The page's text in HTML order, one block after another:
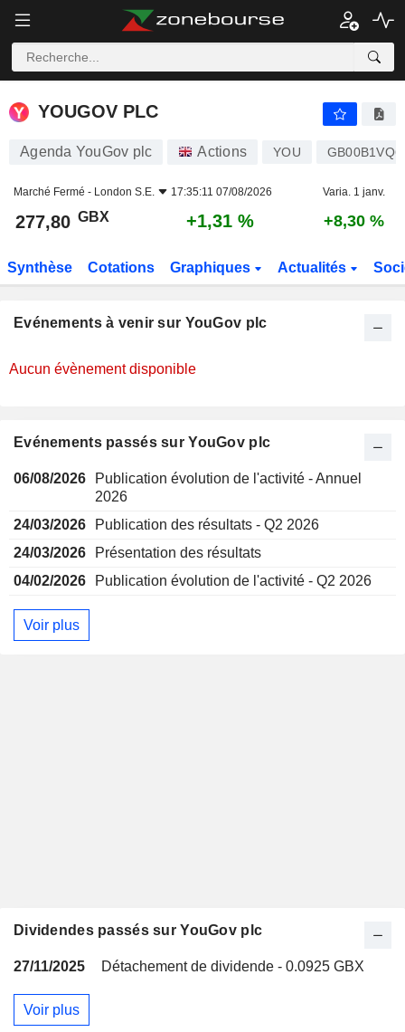
YOUGOV PLC
YOUGOV PLC
Agenda YouGov plc Actions YOU
Marché Fermé - London S.E. 17:35:11 07/08/2026 Varia. 1 janv.
277,80 GBX +1,31 % +8,30 %
Synthèse Cotations Graphiques Actualités
Evénements à venir sur YouGov plc
Aucun évènement disponible
Evénements passés sur YouGov plc
06/08/2026
Publication évolution de l'activité - Annuel
2026
24/03/2026
Publication des résultats - Q2 2026
24/03/2026
Présentation des résultats
04/02/2026
Publication évolution de l'activité - Q2 2026
Voir plus
Dividendes passés sur YouGov plc
27/11/2025 Détachement de dividende - 0.0925 GBX
Voir plus